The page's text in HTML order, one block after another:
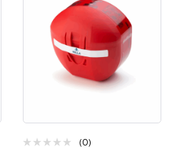
(0)